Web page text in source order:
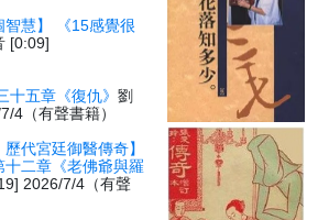
智慧】 《15感覺很
[0:09]
十五章《復仇》劉
4（有聲書籍）
歷代宮廷御醫傳奇】
二章《老佛爺與羅
2026/7/4（有聲